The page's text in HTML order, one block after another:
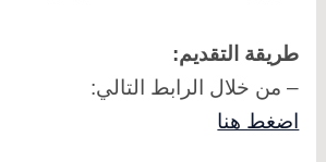
طريقة التقديم:
– من خلال الرابط التالي:
اضغط هنا